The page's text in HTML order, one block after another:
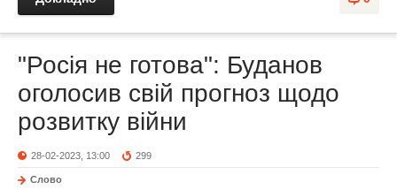
"Росія не готова": Буданов
оголосив свій прогноз щодо
розвитку війни
28-02-2023, 13:00 299
Слово